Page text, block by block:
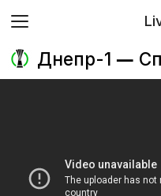
Днепр-1 —